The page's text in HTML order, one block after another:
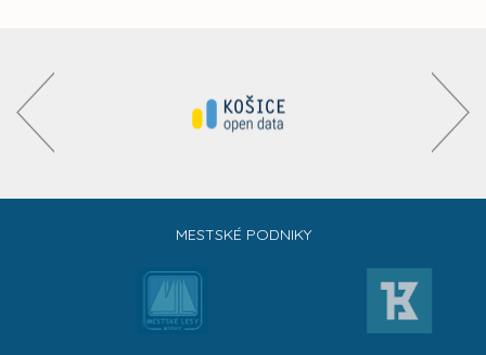
MESTSKÉ PODNIKY